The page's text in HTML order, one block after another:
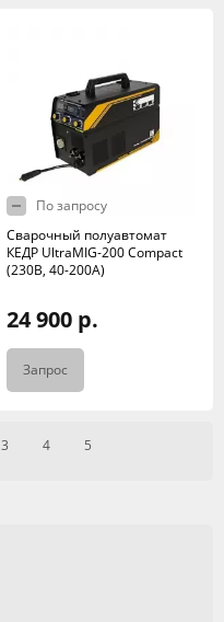
По запросу
Сварочный полуавтомат
КЕДР UltraMIG-200 Compact
(230B, 40-200A)
24 900 р.
Запрос
3 4 5